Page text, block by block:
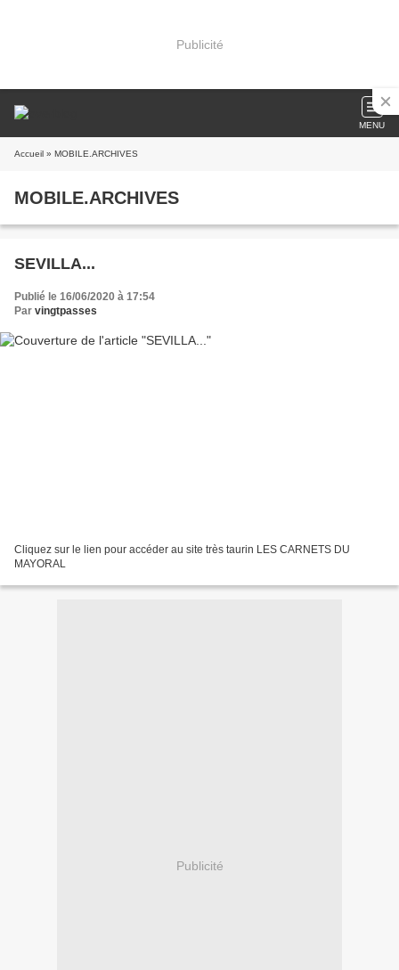
Publicité
MENU
Accueil » MOBILE.ARCHIVES
MOBILE.ARCHIVES
SEVILLA...
Publié le 16/06/2020 à 17:54
Par vingtpasses
Cliquez sur le lien pour accéder au site très taurin LES CARNETS DU
MAYORAL
Publicité